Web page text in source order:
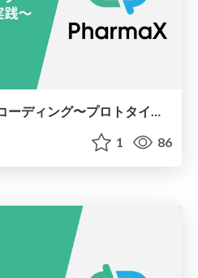
PdMによるLiveバイブコーディング〜プロトタイプ開発実践〜
1 86